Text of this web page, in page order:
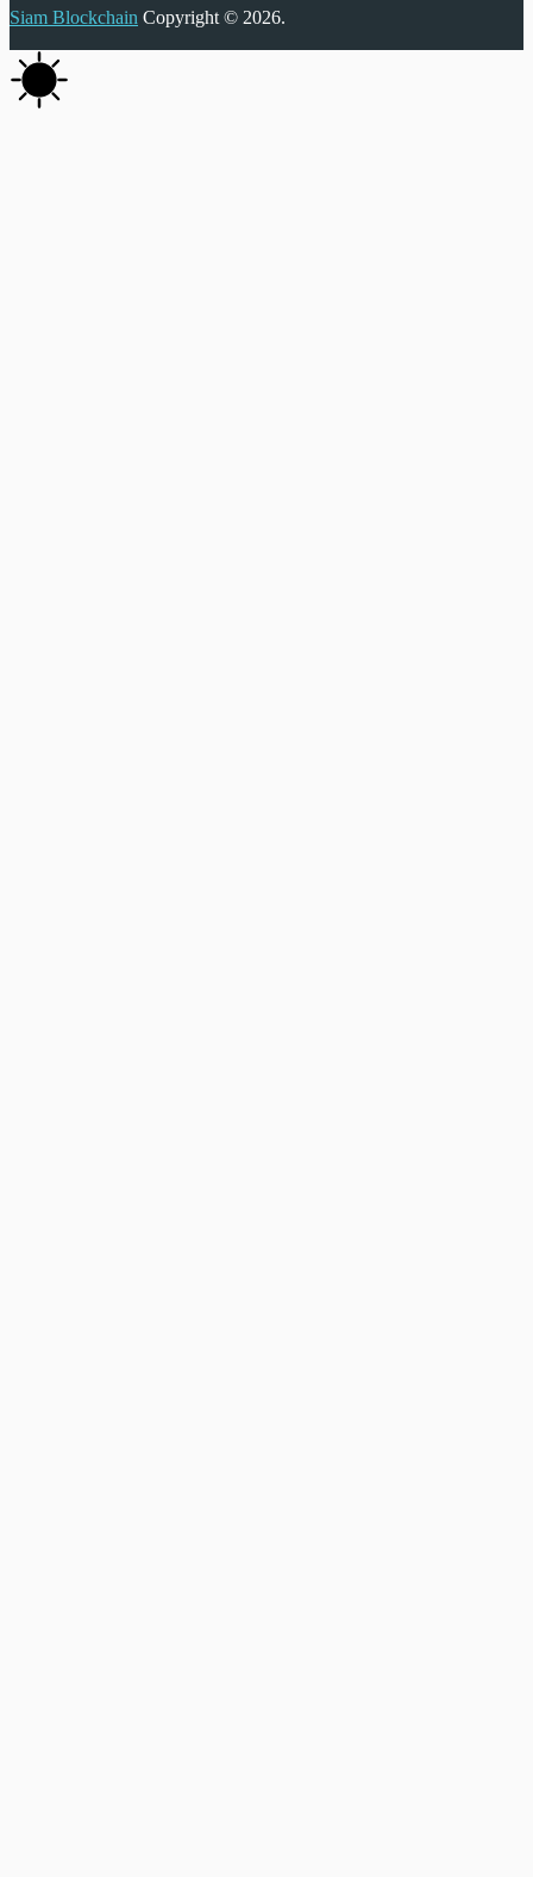
Siam Blockchain Copyright © 2026.